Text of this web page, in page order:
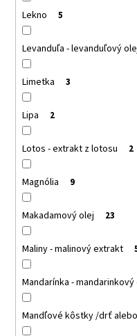
Lekno 5
Levanduľa - levanduľový
Limetka 3
Lipa 2
Lotos - extrakt z lotosu 2
Magnólia 9
Makadamový olej 23
Maliny - malinový extrakt
Mandarínka - mandarinkový
Mandľové kôstky /drť